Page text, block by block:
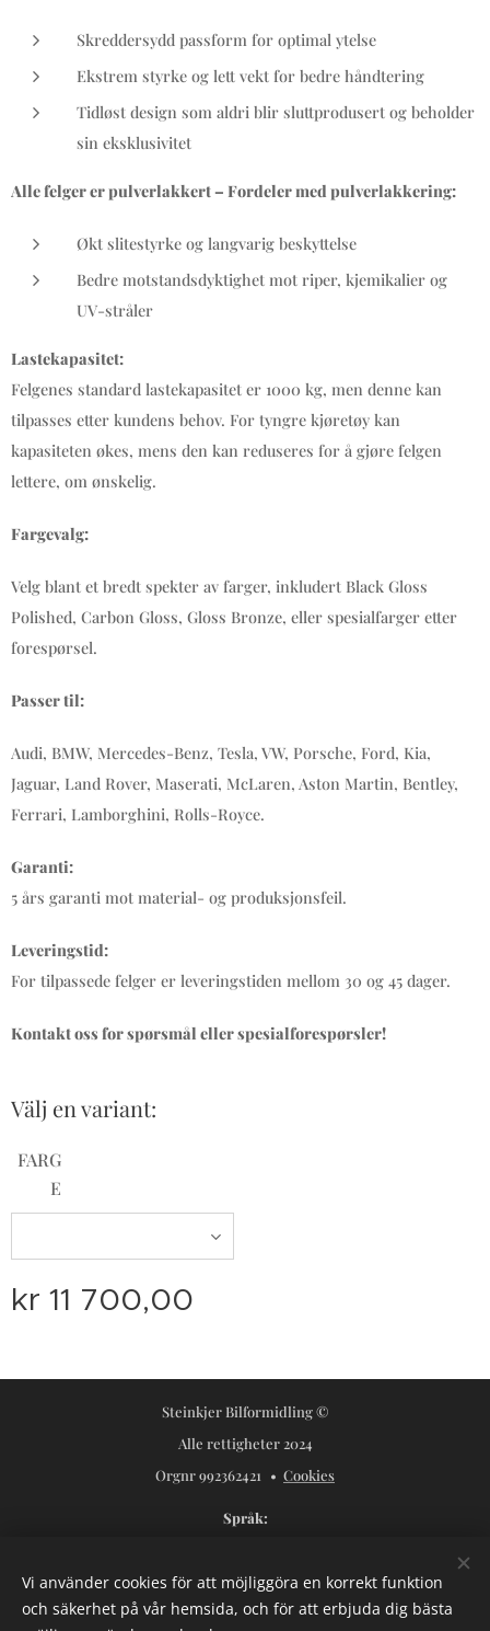
Skreddersydd passform for optimal ytelse
Ekstrem styrke og lett vekt for bedre håndtering
Tidløst design som aldri blir sluttprodusert og beholder
sin eksklusivitet
Alle felger er pulverlakkert – Fordeler med pulverlakkering:
Økt slitestyrke og langvarig beskyttelse
Bedre motstandsdyktighet mot riper, kjemikalier og
UV-stråler
Lastekapasitet:
Felgenes standard lastekapasitet er 1000 kg, men denne kan
tilpasses etter kundens behov. For tyngre kjøretøy kan
kapasiteten økes, mens den kan reduseres for å gjøre felgen
lettere, om ønskelig.
Fargevalg:
Velg blant et bredt spekter av farger, inkludert Black Gloss
Polished, Carbon Gloss, Gloss Bronze, eller spesialfarger etter
forespørsel.
Passer til:
Audi, BMW, Mercedes-Benz, Tesla, VW, Porsche, Ford, Kia,
Jaguar, Land Rover, Maserati, McLaren, Aston Martin, Bentley,
Ferrari, Lamborghini, Rolls-Royce.
Garanti:
5 års garanti mot material- og produksjonsfeil.
Leveringstid:
For tilpassede felger er leveringstiden mellom 30 og 45 dager.
Kontakt oss for spørsmål eller spesialforespørsler!
Välj en variant:
FARG
E
kr 11 700,00
Steinkjer Bilformidling ©
Alle rettigheter 2024
Orgnr 992362421
Cookies
Språk
Valutor
NOK kr
USD $ SEK kr
Vi använder cookies för att möjliggöra en korrekt funktion
och säkerhet på vår hemsida, och för att erbjuda dig bästa